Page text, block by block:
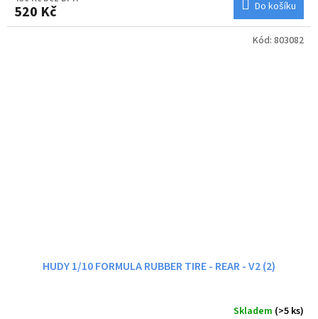
520 Kč Do košíku
HUDY 1/10 FORMULA RUBBER TIRE - REAR - V2 (2)
Skladem (>5 ks)
Kód: 803082